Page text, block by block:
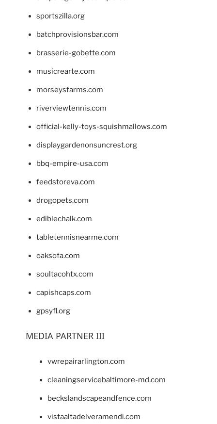
sportszilla.org
batchprovisionsbar.com
brasserie-gobette.com
musicrearte.com
morseysfarms.com
riverviewtennis.com
official-kelly-toys-squishmallows.com
displaygardenonsuncrest.org
bbq-empire-usa.com
feedstoreva.com
drogopets.com
ediblechalk.com
tabletennisnearme.com
oaksofa.com
soultacohtx.com
capishcaps.com
gpsyfl.org
MEDIA PARTNER III
vwrepairarlington.com
cleaningservicebaltimore-md.com
beckslandscapeandfence.com
vistaaltadelveramendi.com